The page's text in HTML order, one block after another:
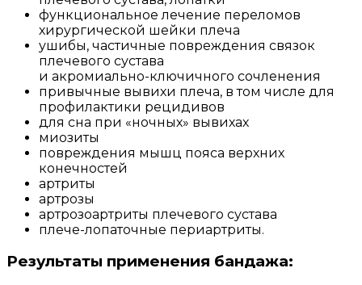
функциональное лечение переломов
хирургической шейки плеча
ушибы, частичные повреждения связок
плечевого сустава
и акромиально-ключичного сочленения
привычные вывихи плеча, в том числе для
профилактики рецидивов
для сна при «ночных» вывихах
миозиты
повреждения мышц пояса верхних
конечностей
артриты
артрозы
артрозоартриты плечевого сустава
плече-лопаточные периартриты.
Результаты применения бандажа: